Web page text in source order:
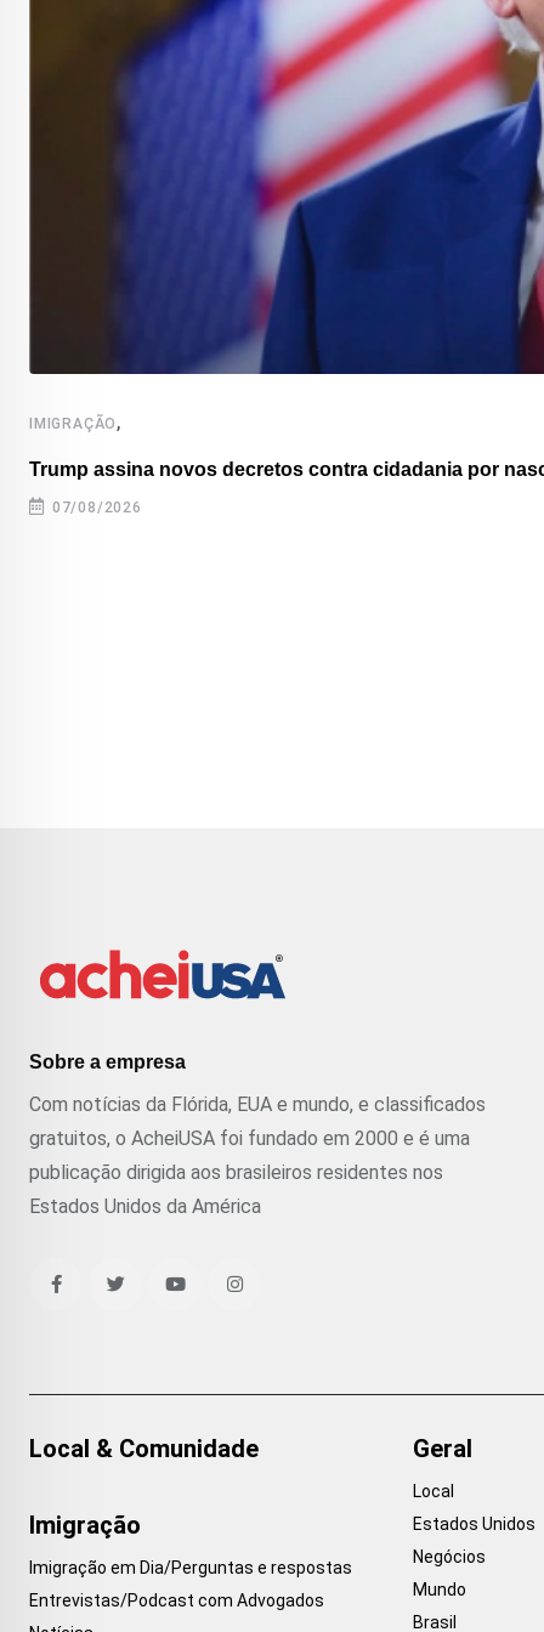
IMIGRAÇÃO ,
Trump assina novos decretos contra cidadania por
07/08/2026
Sobre a empresa
Com notícias da Flórida, EUA e mundo, e classificados
gratuitos, o AcheiUSA foi fundado em 2000 e é uma
publicação dirigida aos brasileiros residentes nos
Estados Unidos da América
Local & Comunidade
Imigração
Imigração em Dia/Perguntas e respostas
Entrevistas/Podcast com Advogados
Geral
Local
Estados Unidos
Negócios
Mundo
Brasil